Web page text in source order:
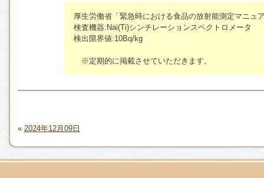
厚生労働省「緊急時における食品の放射能測定マニュ
検査機器:Nai(Ti)シンチレーションスペクトロメータ
検出限界値:10Bq/kg
※定期的に掲載させていただきます。
« 2024年12月09日